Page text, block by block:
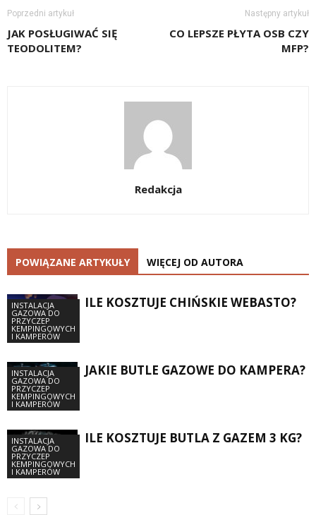
Poprzedni artykuł
JAK POSŁUGIWAĆ SIĘ
TEODOLITEM?
Następny artykuł
CO LEPSZE PŁYTA OSB CZY
MFP?
Redakcja
POWIĄZANE ARTYKUŁY WIĘCEJ OD AUTORA
INSTALACJA
GAZOWA DO
PRZYCZEP
KEMPINGOWYCH
I KAMPERÓW
ILE KOSZTUJE CHIŃSKIE WEBASTO?
INSTALACJA
GAZOWA DO
PRZYCZEP
KEMPINGOWYCH
I KAMPERÓW
JAKIE BUTLE GAZOWE DO KAMPERA?
INSTALACJA
GAZOWA DO
PRZYCZEP
KEMPINGOWYCH
I KAMPERÓW
ILE KOSZTUJE BUTLA Z GAZEM 3 KG?